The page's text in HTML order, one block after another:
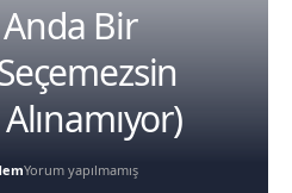
Bir
Yorum yapılmamış